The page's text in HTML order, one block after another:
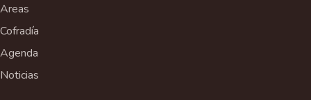
Areas
Cofradía
Agenda
Noticias